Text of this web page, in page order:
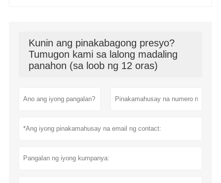
Kunin ang pinakabagong presyo?
Tumugon kami sa lalong madaling
panahon (sa loob ng 12 oras)